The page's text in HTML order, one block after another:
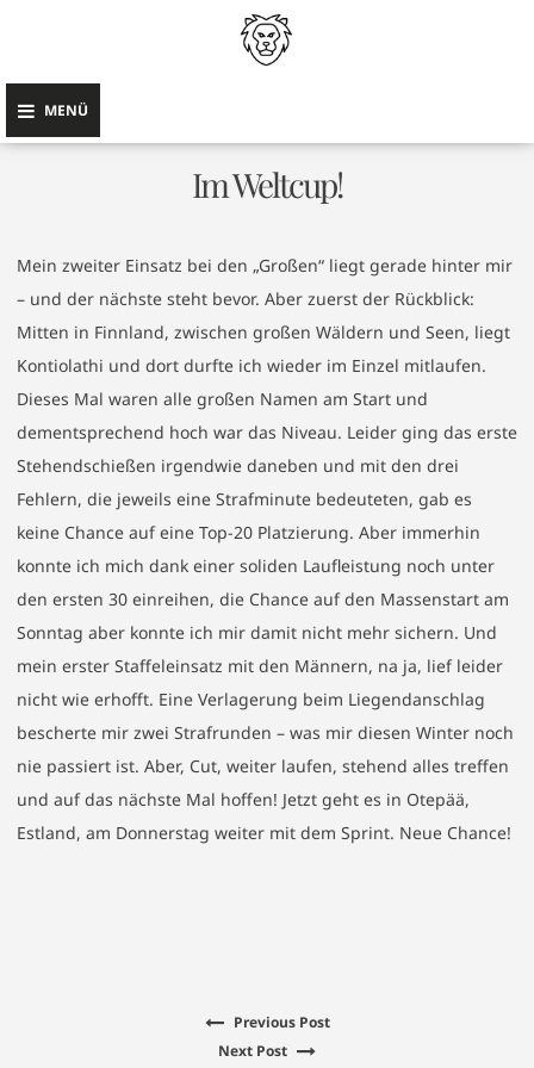
content
MENÜ
Im Weltcup!
Mein zweiter Einsatz bei den „Großen“ liegt gerade hinter mir
– und der nächste steht bevor. Aber zuerst der Rückblick:
Mitten in Finnland, zwischen großen Wäldern und Seen, liegt
Kontiolathi und dort durfte ich wieder im Einzel mitlaufen.
Dieses Mal waren alle großen Namen am Start und
dementsprechend hoch war das Niveau. Leider ging das erste
Stehendschießen irgendwie daneben und mit den drei
Fehlern, die jeweils eine Strafminute bedeuteten, gab es
keine Chance auf eine Top-20 Platzierung. Aber immerhin
konnte ich mich dank einer soliden Laufleistung noch unter
den ersten 30 einreihen, die Chance auf den Massenstart am
Sonntag aber konnte ich mir damit nicht mehr sichern. Und
mein erster Staffeleinsatz mit den Männern, na ja, lief leider
nicht wie erhofft. Eine Verlagerung beim Liegendanschlag
bescherte mir zwei Strafrunden – was mir diesen Winter noch
nie passiert ist. Aber, Cut, weiter laufen, stehend alles treffen
und auf das nächste Mal hoffen! Jetzt geht es in Otepää,
Estland, am Donnerstag weiter mit dem Sprint. Neue Chance!
BeitragsnavigationPrevious PostPrevious
Next Post Next